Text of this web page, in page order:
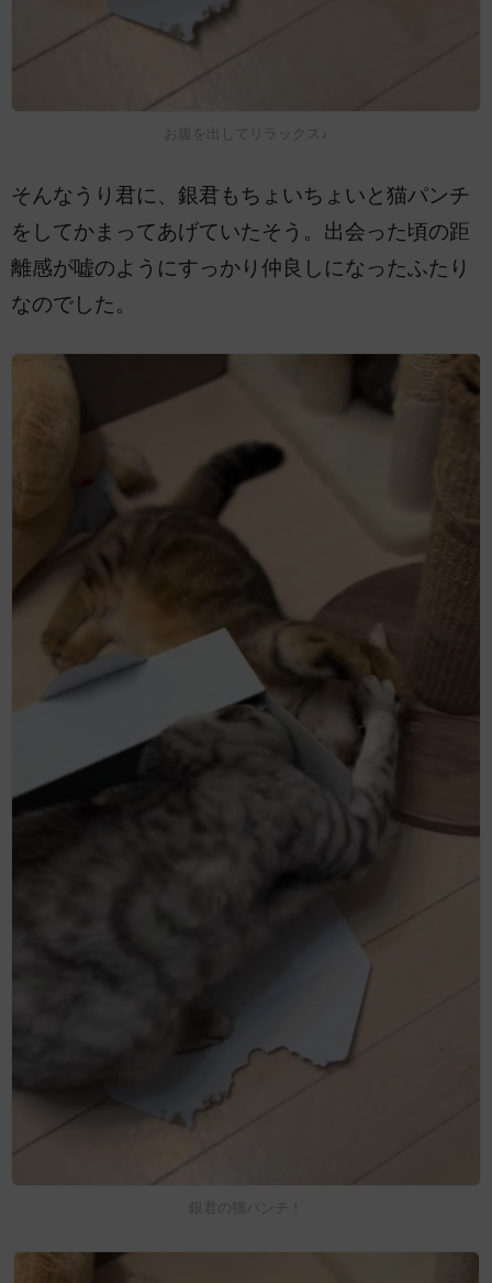
お腹を出してリラックス♪
そんなうり君に、銀君もちょいちょいと猫パンチ
をしてかまってあげていたそう。出会った頃の距
離感が嘘のようにすっかり仲良しになったふたり
なのでした。
銀君の猫パンチ！